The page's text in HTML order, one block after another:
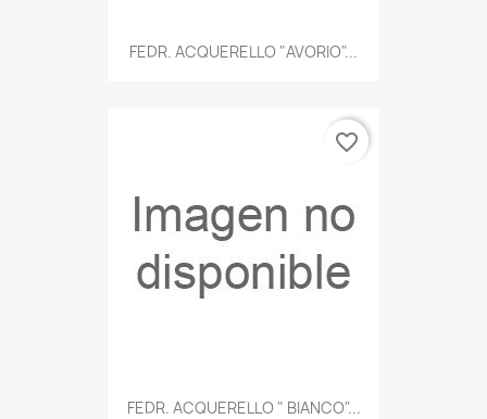
FEDR. ACQUERELLO "AVORIO"...
FEDR. ACQUERELLO " BIANCO"...
favorite_border